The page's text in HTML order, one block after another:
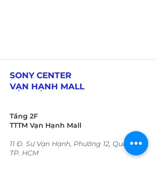
SONY CENTER
VẠN HẠNH MALL
Tầng 2F
TTTM Vạn Hạnh Mall
11 Đ. Sư Vạn Hạnh, Phường 12, Quận 10
TP. HCM